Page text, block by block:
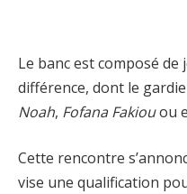
Le banc est composé
différence, dont le
Noah, Fofana Fakiouou
Cette rencontre
vise une qualification